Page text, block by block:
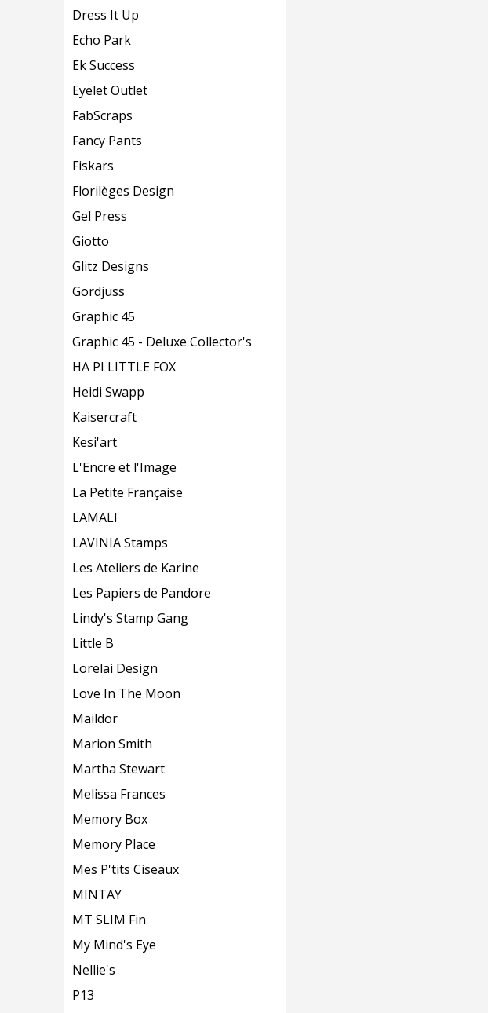
Dress It Up
Echo Park
Ek Success
Eyelet Outlet
FabScraps
Fancy Pants
Fiskars
Florilèges Design
Gel Press
Giotto
Glitz Designs
Gordjuss
Graphic 45
Graphic 45 - Deluxe Collector's
HA PI LITTLE FOX
Heidi Swapp
Kaisercraft
Kesi'art
L'Encre et l'Image
La Petite Française
LAMALI
LAVINIA Stamps
Les Ateliers de Karine
Les Papiers de Pandore
Lindy's Stamp Gang
Little B
Lorelai Design
Love In The Moon
Maildor
Marion Smith
Martha Stewart
Melissa Frances
Memory Box
Memory Place
Mes P'tits Ciseaux
MINTAY
MT SLIM Fin
My Mind's Eye
Nellie's
P13